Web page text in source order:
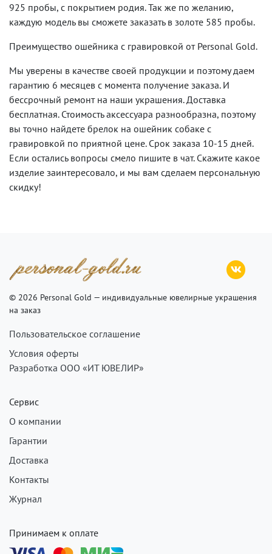
925 пробы, с покрытием родия. Так же по желанию,
каждую модель вы сможете заказать в золоте 585 пробы.
Преимущество ошейника с гравировкой от Personal Gold.
Мы уверены в качестве своей продукции и поэтому даем
гарантию 6 месяцев с момента получение заказа. И
бессрочный ремонт на наши украшения. Доставка
бесплатная. Стоимость аксессуара разнообразна, поэтому
вы точно найдете брелок на ошейник собаке с
гравировкой по приятной цене. Срок заказа 10-15 дней.
Если остались вопросы смело пишите в чат. Скажите какое
изделие заинтересовало, и мы вам сделаем персональную
скидку!
© 2026 Personal Gold — индивидуальные ювелирные украшения
на заказ
Пользовательское соглашение
Условия оферты
Разработка ООО «ИТ ЮВЕЛИР»
Сервис
О компании
Гарантии
Доставка
Контакты
Журнал
Принимаем к оплате